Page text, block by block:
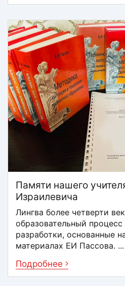
Памяти нашего
Израилевича
Лингва более четверти
образовательный
разработки, основанные
материалах ЕИ Пассова. ...
Подробнее